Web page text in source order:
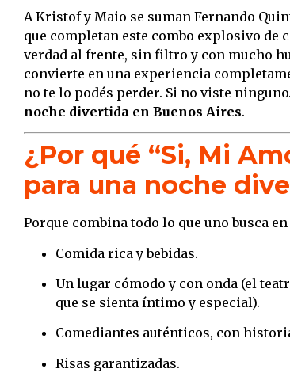
A Kristof y Maio se suman Fernando
que completan este combo explosivo de
verdad al frente, sin filtro y con mucho
convierte en una experiencia
no te lo podés perder. Si no viste
noche divertida en Buenos Aires.
¿Por qué “Si, Mi
para una noche
Porque combina todo lo que uno busca
Comida rica y bebidas.
Un lugar cómodo y con onda (el
que se sienta íntimo y especial).
Comediantes auténticos, con
Risas garantizadas.